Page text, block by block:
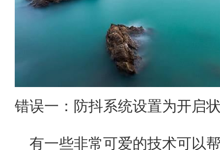
错误一：防抖系统设置为开启
有一些非常可爱的技术可以帮